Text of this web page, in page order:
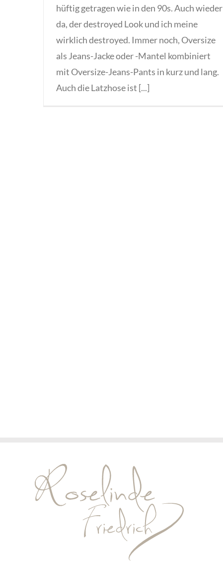
hüftig getragen wie in den 90s. Auch wieder
da, der destroyed Look und ich meine
wirklich destroyed. Immer noch, Oversize
als Jeans-Jacke oder -Mantel kombiniert
mit Oversize-Jeans-Pants in kurz und lang.
Auch die Latzhose ist [...]